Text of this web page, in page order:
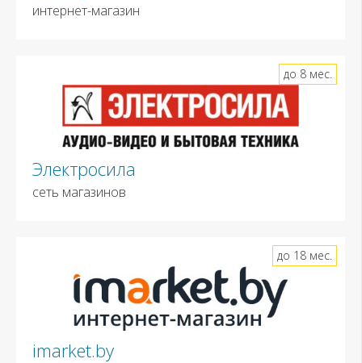
интернет-магазин
Электросила
сеть магазинов
до 8 мес.
imarket.by
до 18 мес.